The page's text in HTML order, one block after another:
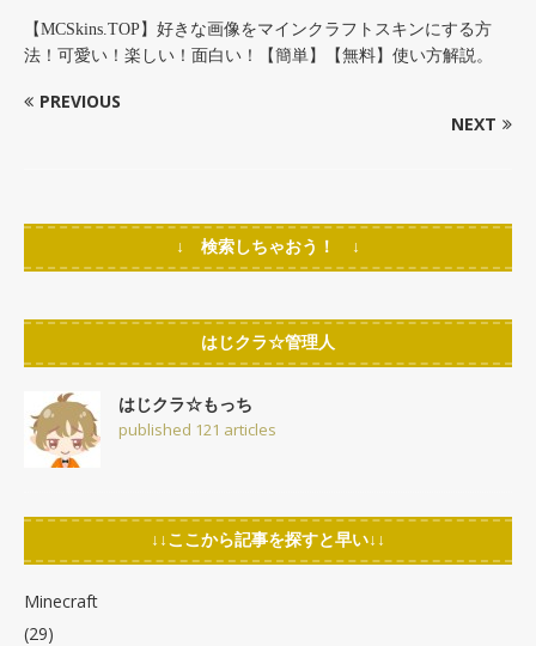
【MCSkins.TOP】好きな画像をマインクラフトスキンにする方
法！可愛い！楽しい！面白い！【簡単】【無料】使い方解説。
PREVIOUS
NEXT
↓ 検索しちゃおう！ ↓
はじクラ☆管理人
はじクラ☆もっち
published 121 articles
↓↓ここから記事を探すと早い↓↓
Minecraft
(29)